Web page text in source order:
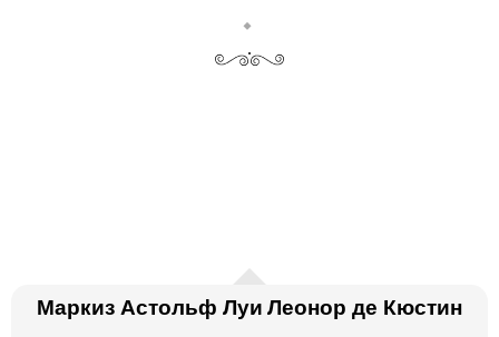
Маркиз Астольф Луи Леонор де Кюстин